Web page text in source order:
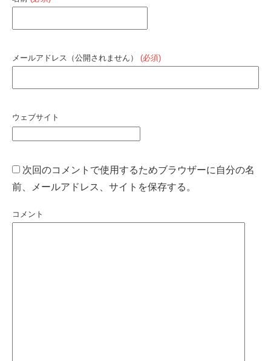
メールアドレス（公開されません） (必須)
ウェブサイト
次回のコメントで使用するためブラウザーに自分の名
前、メールアドレス、サイトを保存する。
コメント